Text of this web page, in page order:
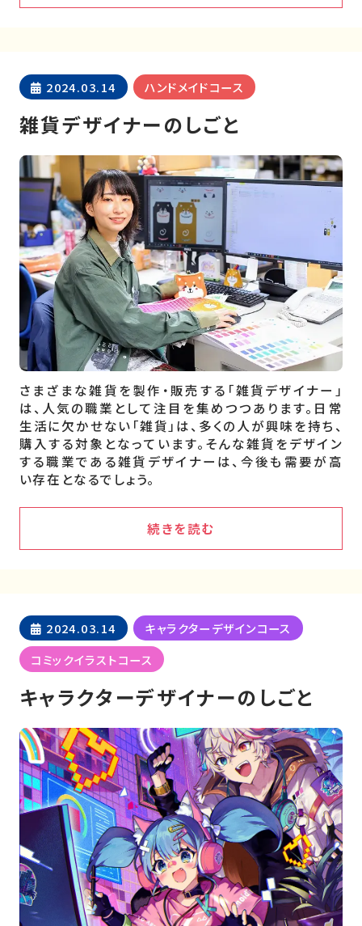
2024.03.14 ハンドメイドコース
雑貨デザイナーのしごと
さまざまな雑貨を製作・販売する「雑貨デザイナー」
は、人気の職業として注目を集めつつあります。日常
生活に欠かせない「雑貨」は、多くの人が興味を持ち、
購入する対象となっています。そんな雑貨をデザイン
する職業である雑貨デザイナーは、今後も需要が高
い存在となるでしょう。
続きを読む
2024.03.14
キャラクターデザインコース
コミックイラストコース
キャラクターデザイナーのしごと